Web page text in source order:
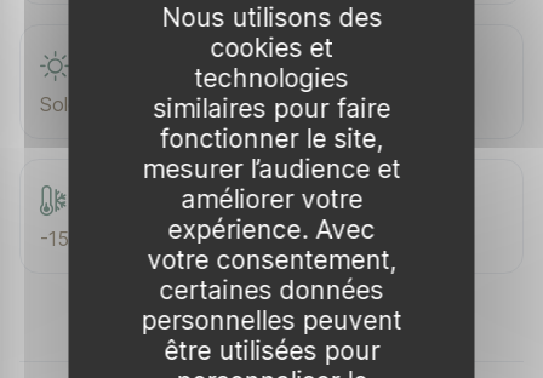
Soleil / Mi-ombre
-15 °C
Nous utilisons des
cookies et
technologies
similaires pour faire
fonctionner le site,
mesurer l’audience et
améliorer votre
expérience. Avec
votre consentement,
certaines données
personnelles peuvent
être utilisées pour